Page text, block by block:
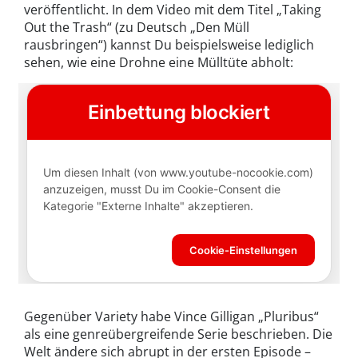
veröffentlicht. In dem Video mit dem Titel „Taking
Out the Trash“ (zu Deutsch „Den Müll
rausbringen“) kannst Du beispielsweise lediglich
sehen, wie eine Drohne eine Mülltüte abholt:
Gegenüber Variety habe Vince Gilligan „Pluribus“
als eine genreübergreifende Serie beschrieben. Die
Welt ändere sich abrupt in der ersten Episode –